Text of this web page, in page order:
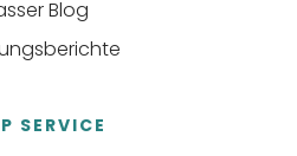
Blog
SERVICE